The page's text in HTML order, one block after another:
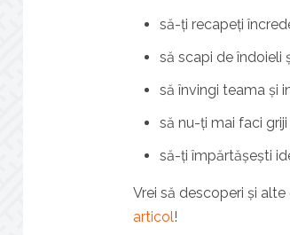
să-ți recapeți
să scapi de îndoieli
să învingi teama și
să nu-ți mai faci
să-ți împărtășești
Vrei să descoperi și
articol!